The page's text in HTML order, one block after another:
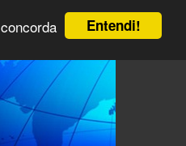
Entendi!